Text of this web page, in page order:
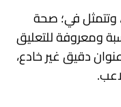
وتتمثل في؛ صحة
ومعروفة للتعليق
دقيق غير خادع،